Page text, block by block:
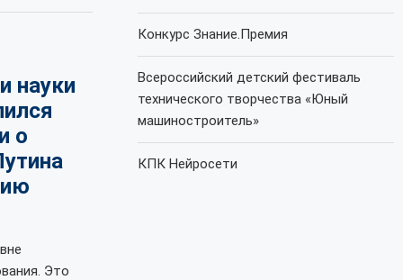
науки
о
Это
Конкурс Знание.Премия
Всероссийский детский фестиваль
технического творчества «Юный
машиностроитель»
КПК Нейросети